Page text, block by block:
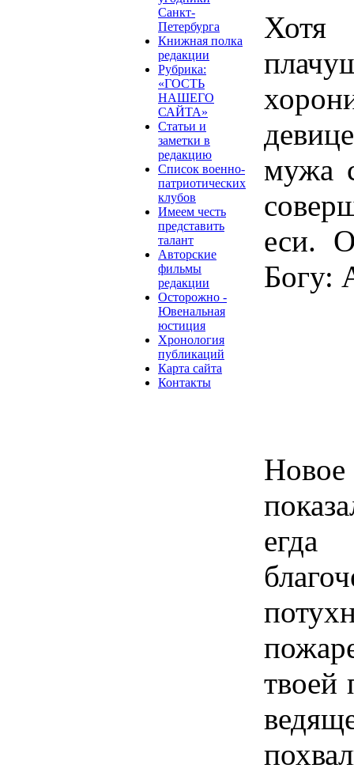
Санкт-
Петербурга
Книжная полка
редакции
Рубрика:
«ГОСТЬ
НАШЕГО
САЙТА»
Статьи и
заметки в
редакцию
Список военно-
патриотических
клубов
Имеем честь
представить
талант
Авторские
фильмы
редакции
Осторожно -
Ювенальная
юстиция
Хронология
публикаций
Карта сайта
Контакты
мужа
еси.
Богу:
твоей